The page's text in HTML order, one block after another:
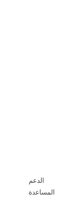
الدعم
المساعدة